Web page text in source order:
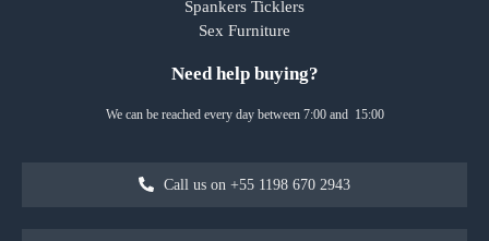
Spankers Ticklers
Sex Furniture
Need help buying?
We can be reached every day between 7:00 and 15:00
Call us on +55 1198 670 2943